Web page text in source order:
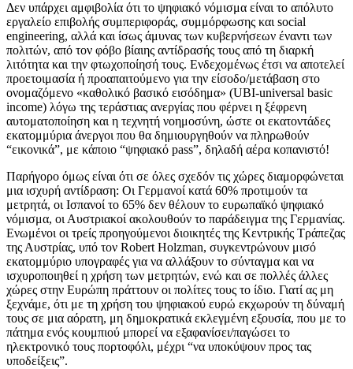
Δεν υπάρχει αμφιβολία ότι το ψηφιακό νόμισμα είναι το απόλυτο
εργαλείο επιβολής συμπεριφοράς, συμμόρφωσης και social
engineering, αλλά και ίσως άμυνας των κυβερνήσεων έναντι των
πολιτών, από τον φόβο βίαιης αντίδρασής τους από τη διαρκή
λιτότητα και την φτωχοποίησή τους. Ενδεχομένως έτσι να αποτελεί
προετοιμασία ή προαπαιτούμενο για την είσοδο/μετάβαση στο
ονομαζόμενο «καθολικό βασικό εισόδημα» (UBI-universal basic
income) λόγω της τεράστιας ανεργίας που φέρνει η ξέφρενη
αυτοματοποίηση και η τεχνητή νοημοσύνη, ώστε οι εκατοντάδες
εκατομμύρια άνεργοι που θα δημιουργηθούν να πληρωθούν
“εικονικά”, με κάποιο “ψηφιακό pass”, δηλαδή αέρα κοπανιστό!
Παρήγορο όμως είναι ότι σε όλες σχεδόν τις χώρες διαμορφώνεται
μια ισχυρή αντίδραση: Οι Γερμανοί κατά 60% προτιμούν τα
μετρητά, οι Ισπανοί το 65% δεν θέλουν το ευρωπαϊκό ψηφιακό
νόμισμα, οι Αυστριακοί ακολουθούν το παράδειγμα της Γερμανίας.
Ενωμένοι οι τρείς προηγούμενοι διοικητές της Κεντρικής Τράπεζας
της Αυστρίας, υπό τον Robert Holzman, συγκεντρώνουν μισό
εκατομμύριο υπογραφές για να αλλάξουν το σύνταγμα και να
ισχυροποιηθεί η χρήση των μετρητών, ενώ και σε πολλές άλλες
χώρες στην Ευρώπη πράττουν οι πολίτες τους το ίδιο. Γιατί ας μη
ξεχνάμε, ότι με τη χρήση του ψηφιακού ευρώ εκχωρούν τη δύναμή
τους σε μια αόρατη, μη δημοκρατικά εκλεγμένη εξουσία, που με το
πάτημα ενός κουμπιού μπορεί να εξαφανίσει/παγώσει το
ηλεκτρονικό τους πορτοφόλι, μέχρι “να υποκύψουν προς τας
υποδείξεις”.